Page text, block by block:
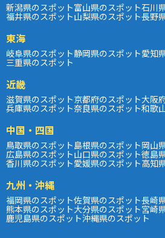
新潟県のスポット富山県のスポット石川
福井県のスポット山梨県のスポット長野
東海
岐阜県のスポット静岡県のスポット愛知
三重県のスポット
近畿
滋賀県のスポット京都府のスポット大阪
兵庫県のスポット奈良県のスポット和歌
中国・四国
鳥取県のスポット島根県のスポット岡山
広島県のスポット山口県のスポット徳島
香川県のスポット愛媛県のスポット高知
九州・沖縄
福岡県のスポット佐賀県のスポット長崎
熊本県のスポット大分県のスポット宮崎
鹿児島県のスポット沖縄県のスポット